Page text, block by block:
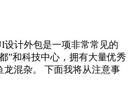
设计外包是一项非常常见的
”和科技中心，拥有大量优秀
混杂。 下面我将从注意事